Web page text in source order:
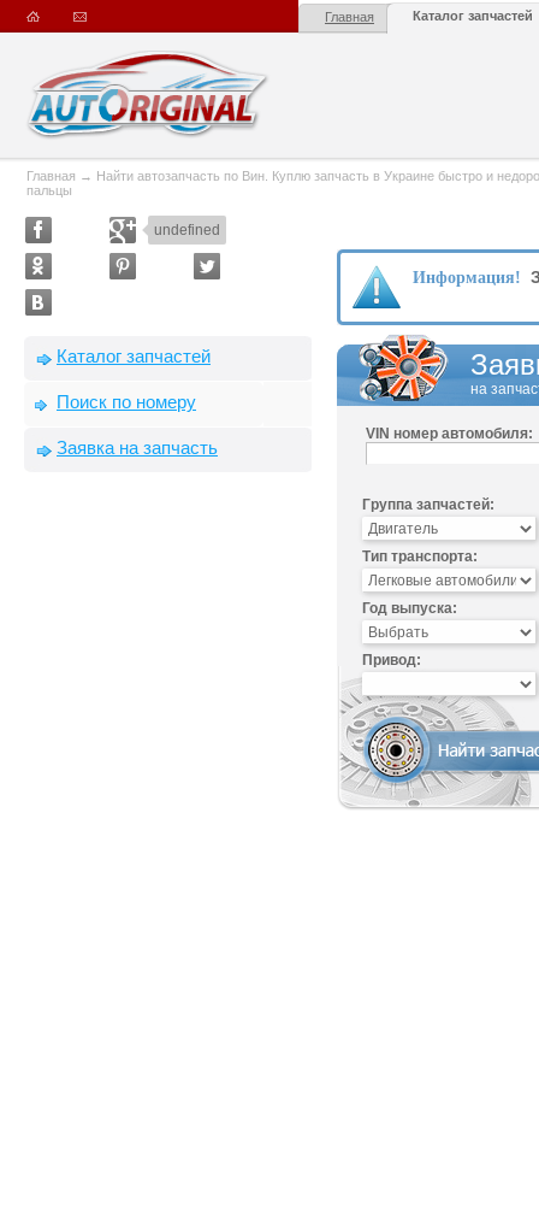
Главная Каталог запчастей
Главная → Найти автозапчасть по Вин. Куплю запчасть в Украине быстро и
пальцы
undefined
Каталог запчастей
Поиск по номеру
Заявка на запчасть
Информация!
на
VIN номер автомобиля:
Группа запчастей:
Тип транспорта:
Год выпуска:
Привод: